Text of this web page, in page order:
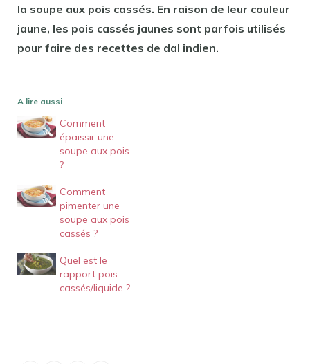
la soupe aux pois cassés. En raison de leur couleur
jaune, les pois cassés jaunes sont parfois utilisés
pour faire des recettes de dal indien.
A lire aussi
Comment
épaissir une
soupe aux pois
?
Comment
pimenter une
soupe aux pois
cassés ?
Quel est le
rapport pois
cassés/liquide ?